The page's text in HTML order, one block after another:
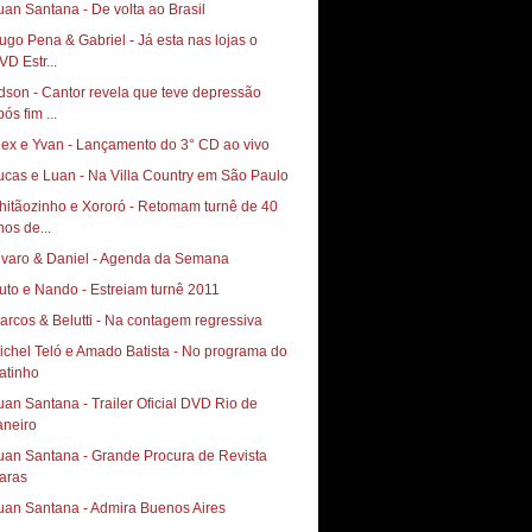
Santana - De volta ao Brasil
Pena & Gabriel - Já esta nas lojas o
Estr...
- Cantor revela que teve depressão
fim ...
e Yvan - Lançamento do 3° CD ao vivo
e Luan - Na Villa Country em São Paulo
e Xororó - Retomam turnê de 40
de...
& Daniel - Agenda da Semana
e Nando - Estreiam turnê 2011
& Belutti - Na contagem regressiva
Teló e Amado Batista - No programa do
Santana - Trailer Oficial DVD Rio de
Santana - Grande Procura de Revista
Santana - Admira Buenos Aires